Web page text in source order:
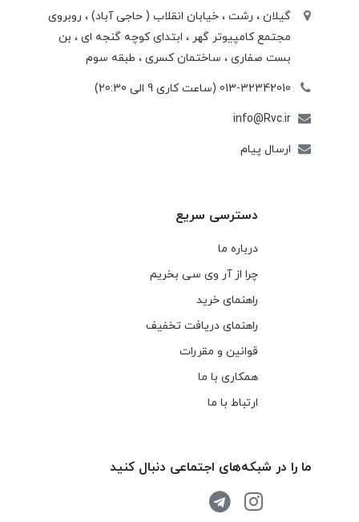
گیلان ، رشت ، خيابان انقلاب ( حاجی آباد) ، روبروی
مجتمع كامپيوتر گهر ، ابتدای كوچه گنجه ای ، بن
بست صفاری ، ساختمان كسری ، طبقه سوم
013-32342010 (ساعت کاری 9 الی 20:30)
info@Rvc.ir
ارسال پیام
دسترسی سریع
درباره ما
چرا از آر وی سی بخریم
راهنمای خرید
راهنمای دریافت تخفیف
قوانین و مقررات
همکاری با ما
ارتباط با ما
ما را در شبکه‌های اجتماعی دنبال کنید